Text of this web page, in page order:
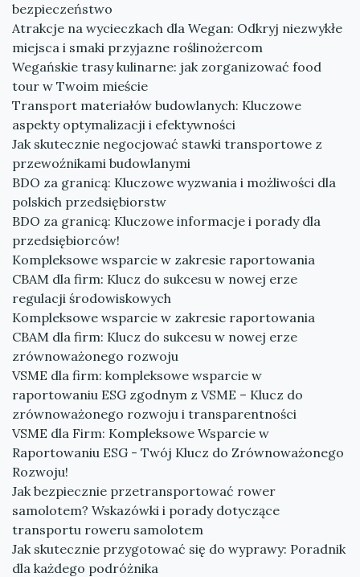
bezpieczeństwo
Atrakcje na wycieczkach dla Wegan: Odkryj niezwykłe
miejsca i smaki przyjazne roślinożercom
Wegańskie trasy kulinarne: jak zorganizować food
tour w Twoim mieście
Transport materiałów budowlanych: Kluczowe
aspekty optymalizacji i efektywności
Jak skutecznie negocjować stawki transportowe z
przewoźnikami budowlanymi
BDO za granicą: Kluczowe wyzwania i możliwości dla
polskich przedsiębiorstw
BDO za granicą: Kluczowe informacje i porady dla
przedsiębiorców!
Kompleksowe wsparcie w zakresie raportowania
CBAM dla firm: Klucz do sukcesu w nowej erze
regulacji środowiskowych
Kompleksowe wsparcie w zakresie raportowania
CBAM dla firm: Klucz do sukcesu w nowej erze
zrównoważonego rozwoju
VSME dla firm: kompleksowe wsparcie w
raportowaniu ESG zgodnym z VSME – Klucz do
zrównoważonego rozwoju i transparentności
VSME dla Firm: Kompleksowe Wsparcie w
Raportowaniu ESG - Twój Klucz do Zrównoważonego
Rozwoju!
Jak bezpiecznie przetransportować rower
samolotem? Wskazówki i porady dotyczące
transportu roweru samolotem
Jak skutecznie przygotować się do wyprawy: Poradnik
dla każdego podróżnika